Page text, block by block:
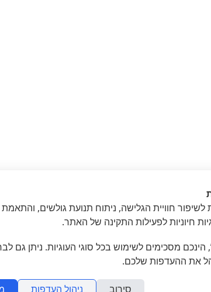
חוויית הגלישה, ניתוח תנועת גולשים,
חיוניות לפעילות התקינה של האתר.
, הינכם מסכימים לשימוש בכל סוגי העוגיות. ניתן גם
את ההעדפות שלכם.
סירוב ניהול העדפות